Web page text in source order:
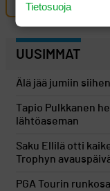
UUSIMMAT
Älä jää jumiin
Tapio Pulkkanen
lähtöaseman
Saku Ellilä otti
Trophyn
PGA Tourin
Tietosuoja